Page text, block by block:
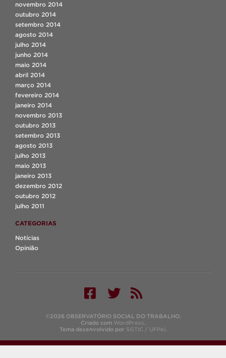
novembro 2014
outubro 2014
setembro 2014
agosto 2014
julho 2014
junho 2014
maio 2014
abril 2014
março 2014
fevereiro 2014
janeiro 2014
novembro 2013
outubro 2013
setembro 2013
agosto 2013
julho 2013
maio 2013
janeiro 2013
dezembro 2012
outubro 2012
julho 2011
CATEGORIAS
Notícias
Opinião
©2026 OBSERVATÓRIO SOCIAL DO TRABALHO.
Criado com WordPress.
Tema desenvolvido por SGTIC / UFPel.